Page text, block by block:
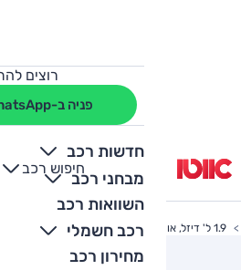
רוצים
פניה ב-WhatsApp
חדשות רכב
מבחני רכב
השוואות רכב
רכב חשמלי
מחירון רכב
חיפוש רכב
+
-
1.9 ל' דיזל, אוט', תא-נהג כפול, S Plus, 4x4